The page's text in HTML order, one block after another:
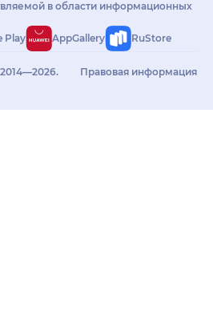
в области информационных
Play AppGallery RuStore
Правовая информация